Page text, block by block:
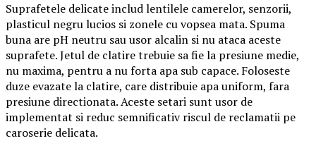
Suprafetele delicate includ lentilele camerelor, senzorii,
plasticul negru lucios si zonele cu vopsea mata. Spuma
buna are pH neutru sau usor alcalin si nu ataca aceste
suprafete. Jetul de clatire trebuie sa fie la presiune medie,
nu maxima, pentru a nu forta apa sub capace. Foloseste
duze evazate la clatire, care distribuie apa uniform, fara
presiune directionata. Aceste setari sunt usor de
implementat si reduc semnificativ riscul de reclamatii pe
caroserie delicata.